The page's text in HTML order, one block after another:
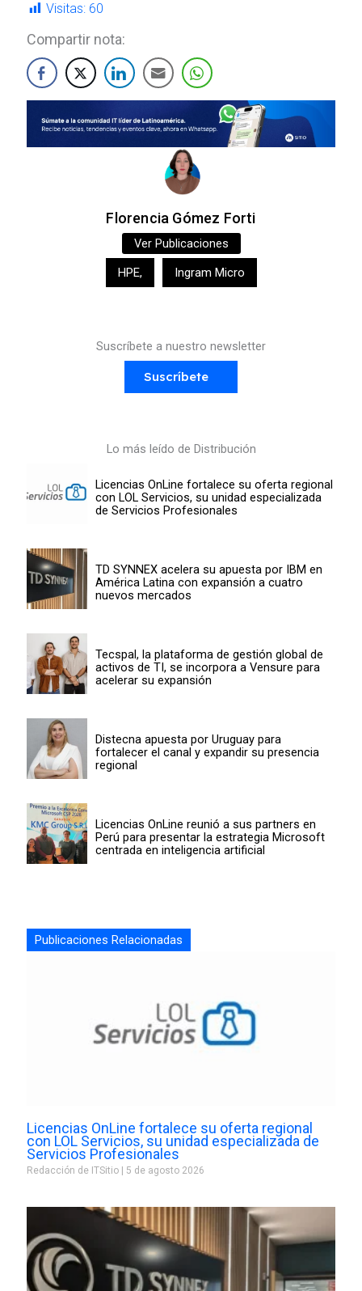
Visitas: 60
Compartir nota:
Florencia Gómez Forti
Ver Publicaciones
HPE, Ingram Micro
Suscríbete a nuestro newsletter
Suscríbete
Lo más leído de Distribución
Licencias OnLine fortalece su oferta regional
con LOL Servicios, su unidad especializada
de Servicios Profesionales
TD SYNNEX acelera su apuesta por IBM en
América Latina con expansión a cuatro
nuevos mercados
Tecspal, la plataforma de gestión global de
activos de TI, se incorpora a Vensure para
acelerar su expansión
Distecna apuesta por Uruguay para
fortalecer el canal y expandir su presencia
regional
Licencias OnLine reunió a sus partners en
Perú para presentar la estrategia Microsoft
centrada en inteligencia artificial
Publicaciones Relacionadas
Licencias OnLine fortalece su oferta regional
con LOL Servicios, su unidad especializada de
Servicios Profesionales
Redacción de ITSitio 5 de agosto 2026